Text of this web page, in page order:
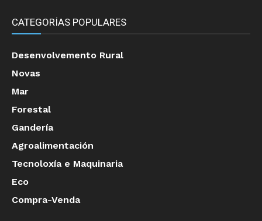
CATEGORÍAS POPULARES
Desenvolvemento Rural
Novas
Mar
Forestal
Gandería
Agroalimentación
Tecnoloxía e Maquinaria
Eco
Compra-Venda